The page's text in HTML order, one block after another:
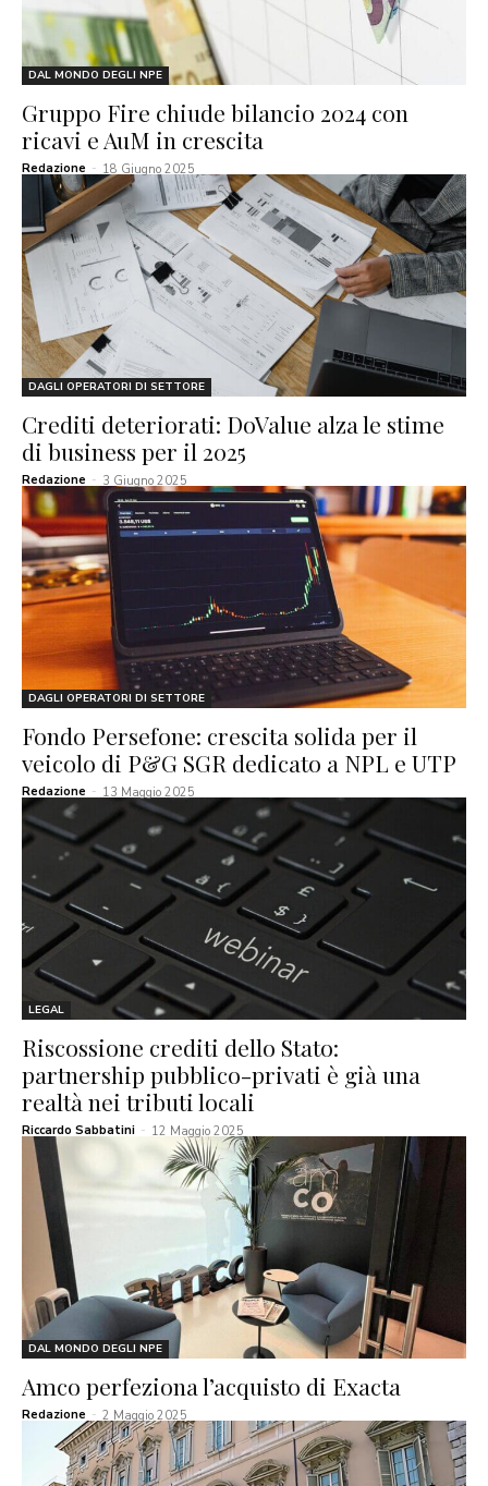
DAL MONDO DEGLI NPE
Gruppo Fire chiude bilancio 2024 con
ricavi e AuM in crescita
Redazione - 18 Giugno 2025
DAGLI OPERATORI DI SETTORE
Crediti deteriorati: DoValue alza le stime
di business per il 2025
Redazione - 3 Giugno 2025
DAGLI OPERATORI DI SETTORE
Fondo Persefone: crescita solida per il
veicolo di P&G SGR dedicato a NPL e UTP
Redazione - 13 Maggio 2025
LEGAL
Riscossione crediti dello Stato:
partnership pubblico-privati è già una
realtà nei tributi locali
Riccardo Sabbatini - 12 Maggio 2025
DAL MONDO DEGLI NPE
Amco perfeziona l’acquisto di Exacta
Redazione - 2 Maggio 2025